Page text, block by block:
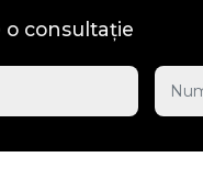
сложностей. Однако
себя как настоящий
не только
но и сопровождал
— от открытия
до решения
o consultație